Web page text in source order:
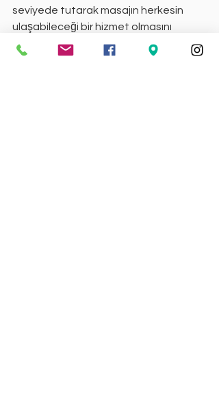
seviyede tutarak masajın herkesin
ulaşabileceği bir hizmet olmasını
sağlıyoruz. İzmir masaj salonları
arasında Ses Masaj Salonu, geniş